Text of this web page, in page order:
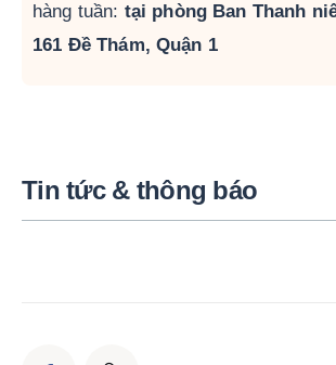
hàng tuần: tại phòng Ban Thanh
161 Đề Thám, Quận 1
Tin tức & thông báo